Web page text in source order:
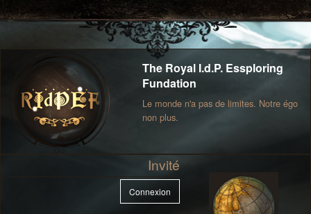
The Royal I.d.P. Essploring
Fundation
Le monde n'a pas de limites. Notre égo
non plus.
Invité
Connexion